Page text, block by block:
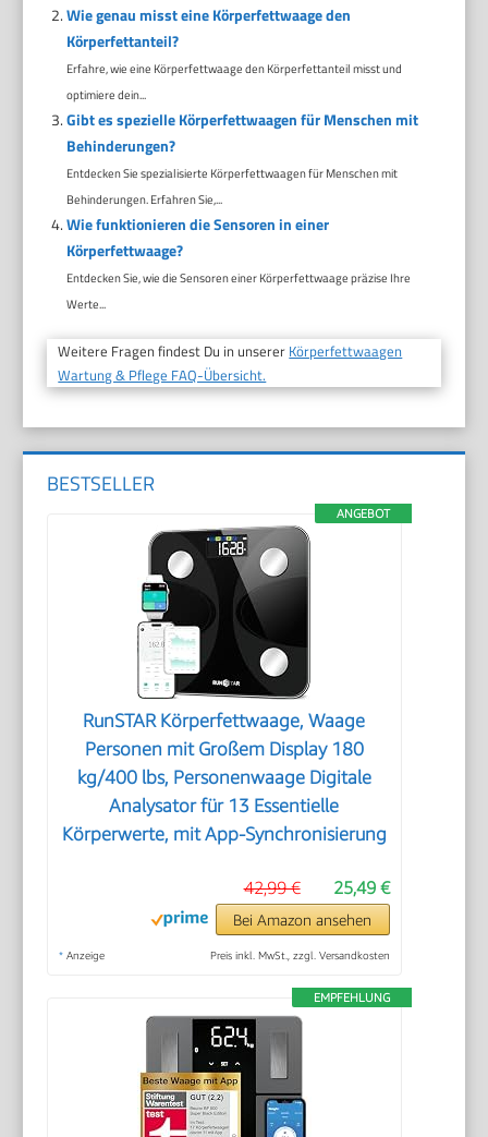
Wie genau misst eine Körperfettwaage den
Körperfettanteil?
Erfahre, wie eine Körperfettwaage den Körperfettanteil misst und
optimiere dein...
Gibt es spezielle Körperfettwaagen für Menschen mit
Behinderungen?
Entdecken Sie spezialisierte Körperfettwaagen für Menschen mit
Behinderungen. Erfahren Sie,...
Wie funktionieren die Sensoren in einer
Körperfettwaage?
Entdecken Sie, wie die Sensoren einer Körperfettwaage präzise Ihre
Werte...
Weitere Fragen findest Du in unserer Körperfettwaagen
Wartung & Pflege FAQ-Übersicht.
BESTSELLER
ANGEBOT
RunSTAR Körperfettwaage, Waage
Personen mit Großem Display 180
kg/400 lbs, Personenwaage Digitale
Analysator für 13 Essentielle
Körperwerte, mit App-Synchronisierung
25,49 €
42,99 €
Bei Amazon ansehen
* Anzeige Preis inkl. MwSt., zzgl. Versandkosten
EMPFEHLUNG